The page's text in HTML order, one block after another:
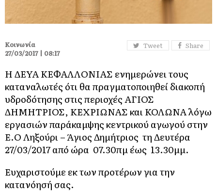
Tweet Share
Κοινωνία
27/03/2017 | 08:17
Η ΔΕΥΑ ΚΕΦΑΛΛΟΝΙΑΣ ενημερώνει τους
καταναλωτές ότι θα πραγματοποιηθεί διακοπή
υδροδότησης στις περιοχές ΑΓΙΟΣ
ΔΗΜΗΤΡΙΟΣ, ΚΕΧΡΙΩΝΑΣ και ΚΟΛΩΝΑ λόγω
εργασιών παράκαμψης κεντρικού αγωγού στην
Ε.Ο Ληξούρι – Άγιος Δημήτριος τη Δευτέρα
27/03/2017 από ώρα 07.30πμ έως 13.30μμ.
Ευχαριστούμε εκ των προτέρων για την
κατανόησή σας.